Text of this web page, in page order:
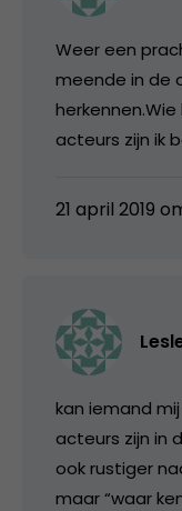
Weer een
meende in de
acteurs zijn ik
21 april 2019
kan iemand
acteurs zijn in
ook rustiger
maar “waar